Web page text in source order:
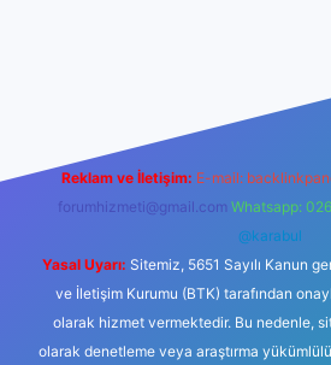
Reklam ve İletişim: E-mail:
forumhizmeti@gmail.com Whatsapp:
@karabul
Yasal Uyarı: Sitemiz, 5651 Sayılı Kanun
ve İletişim Kurumu (BTK) tarafından
olarak hizmet vermektedir. Bu nedenle,
olarak denetleme veya araştırma